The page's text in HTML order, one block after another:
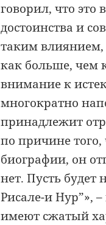
говорил, что это
достоинства и
таким влиянием,
как больше, чем
внимание к
многократно
принадлежит
по причине того,
биографии, он
нет. Пусть будет
Рисале-и Нур”»,
имеют сжатый